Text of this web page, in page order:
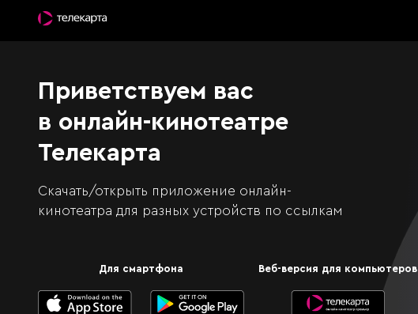
Приветствуем вас
в онлайн-кинотеатре
Телекарта
Скачать/открыть приложение онлайн-
кинотеатра для разных устройств по ссылкам
Для смартфона Веб-версия для компьютеров